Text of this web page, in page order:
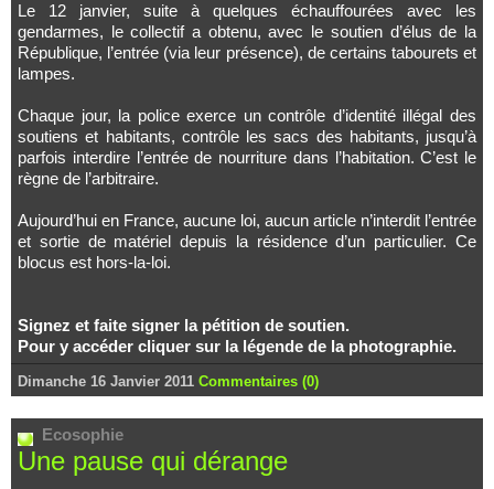
Le 12 janvier, suite à quelques échauffourées avec les
gendarmes, le collectif a obtenu, avec le soutien d’élus de la
République, l’entrée (via leur présence), de certains tabourets et
lampes.
Chaque jour, la police exerce un contrôle d’identité illégal des
soutiens et habitants, contrôle les sacs des habitants, jusqu’à
parfois interdire l’entrée de nourriture dans l’habitation. C’est le
règne de l’arbitraire.
Aujourd’hui en France, aucune loi, aucun article n’interdit l’entrée
et sortie de matériel depuis la résidence d’un particulier. Ce
blocus est hors-la-loi.
Signez et faite signer la pétition de soutien.
Pour y accéder cliquer sur la légende de la photographie.
Dimanche 16 Janvier 2011 Commentaires (0)
Ecosophie
Une pause qui dérange